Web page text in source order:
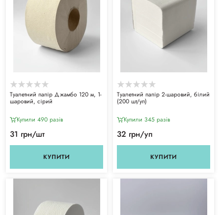
Туалетний папір Джамбо 120 м, 1-
шаровий, сірий
Купили 490 разiв
31 грн/шт
КУПИТИ
Туалетний папір 2-шаровий, білий
(200 шт/уп)
Купили 345 разiв
32 грн/уп
КУПИТИ